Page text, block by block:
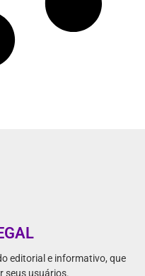
editorial e informativo, que